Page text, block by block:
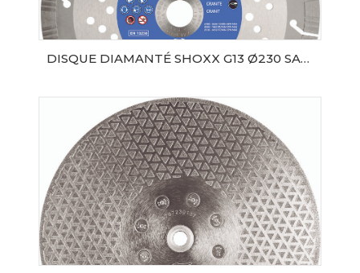
DISQUE DIAMANTÉ SHOXX G13 Ø230 SAMEDIA
AJOUTER AU PANIER